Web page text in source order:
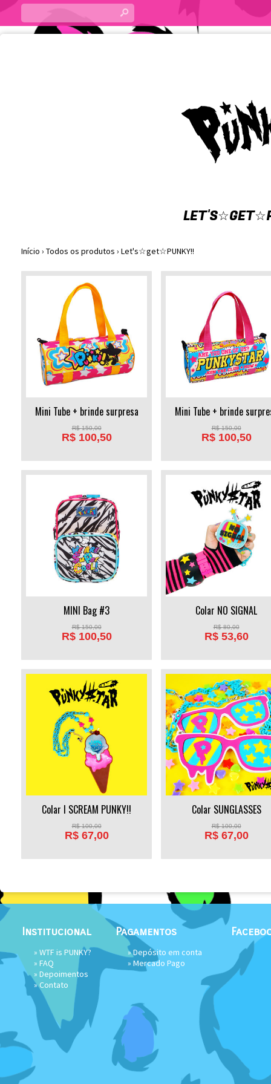
s
Início › Todos os produtos › Let's☆get☆PUNKY!!
Mini Tube + brinde surpresa
R$150,00
R$ 100,50
Mini Tube + brinde
R$150,00
R$ 100,50
MINI Bag #3
R$150,00
R$ 100,50
Colar NO SIGNAL
R$80,00
R$ 53,60
Colar I SCREAM PUNKY!!
R$100,00
R$ 67,00
Colar SUNGLASSES
R$100,00
R$ 67,00
Institucional
» WTF is PUNKY?
» FAQ
» Depoimentos
»Contato
Pagamentos
» Depósito em conta
» Mercado Pago